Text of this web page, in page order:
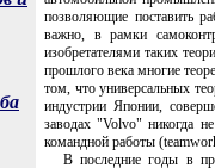
позволяющие поставить
важно, в рамки
изобретателями таких
прошлого века многие
том, что универсальных
индустрии Японии,
заводах "Volvo" никогда
командной работы
В последние годы в